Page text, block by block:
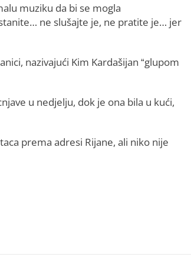
muziku da bi se mogla
ne slušajte je, ne pratite je… jer
nazivajući Kim Kardašijan “glupom
u nedjelju, dok je ona bila u kući,
prema adresi Rijane, ali niko nije